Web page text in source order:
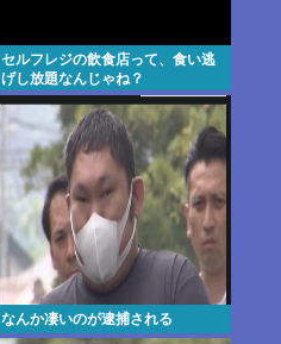
セルフレジの飲食店って、食い逃
げし放題なんじゃね？
なんか凄いのが逮捕される